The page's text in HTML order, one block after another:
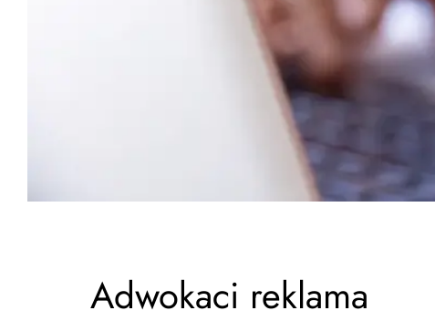
Adwokaci reklama